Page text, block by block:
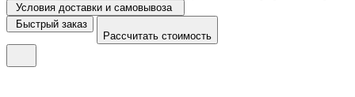
Условия доставки и самовывоза
Быстрый заказ
Рассчитать стоимость